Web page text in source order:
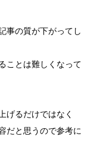
事の質が下がってし
ことは難しくなって
げるだけではなく
だと思うので参考に